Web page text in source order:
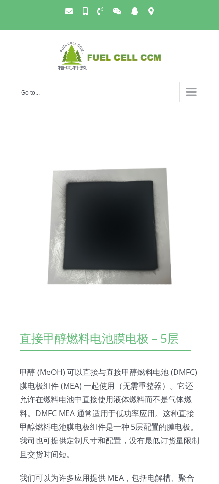
content
邮
电
QQ 公
Go to...
直接甲醇燃料电池膜电极 – 5层
甲醇 (MeOH) 可以直接与直接甲醇燃料电池 (DMFC)
膜电极组件 (MEA) 一起使用（无需重整器）。它还
允许在燃料电池中直接使用液体燃料而不是气体燃
料。DMFC MEA 通常适用于低功率应用。这种直接
甲醇燃料电池膜电极组件是一种 5层配置的膜电极。
我司也可提供定制尺寸和配置，没有最低订货量限制
且交货时间短。
我们可以为许多应用提供 MEA，包括电解槽、聚合